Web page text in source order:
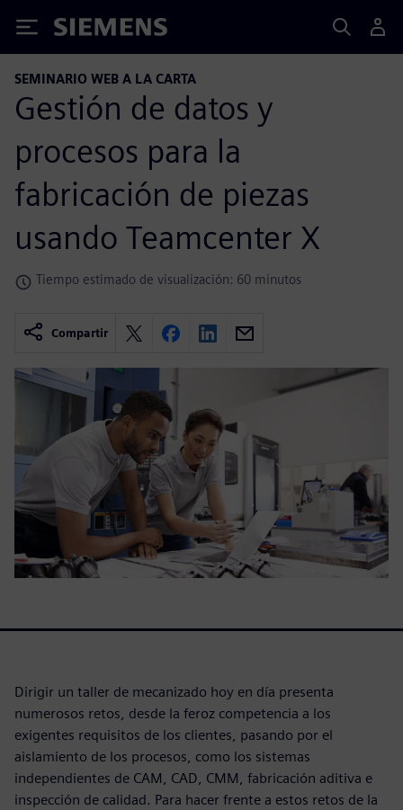
Siemens
SEMINARIO WEB A LA CARTA
Gestión de datos y
procesos para la
fabricación de piezas
usando Teamcenter X
Tiempo estimado de visualización: 60 minutos
Compartir
Dirigir un taller de mecanizado hoy en día presenta
numerosos retos, desde la feroz competencia a los
exigentes requisitos de los clientes, pasando por el
aislamiento de los procesos, como los sistemas
independientes de CAM, CAD, CMM, fabricación aditiva e
inspección de calidad. Para hacer frente a estos retos de la